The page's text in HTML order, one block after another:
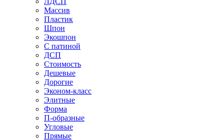
Массив
Пластик
Шпон
Экошпон
С патиной
ДСП
Стоимость
Дешевые
Дорогие
Эконом-класс
Элитные
Форма
П-образные
Угловые
Прямые